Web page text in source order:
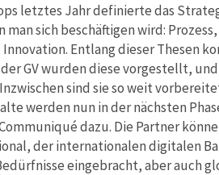
letztes Jahr definierte das
man sich beschäftigen wird:
Entlang dieser Thesen
GV wurden diese vorgestellt,
sind sie so weit
werden nun in der nächsten
dazu. Die Partner
der internationalen digitalen
eingebracht, aber auch